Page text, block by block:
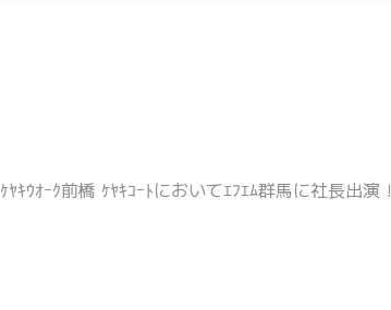
ｹﾔｷｳｵｰｸ前橋 ｹﾔｷｺｰﾄにおいてｴﾌｴﾑ群馬に社長出演！